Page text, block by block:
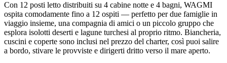
Con 12 posti letto distribuiti su 4 cabine notte e 4 bagni, WAGMI
ospita comodamente fino a 12 ospiti — perfetto per due famiglie in
viaggio insieme, una compagnia di amici o un piccolo gruppo che
esplora isolotti deserti e lagune turchesi al proprio ritmo. Biancheria,
cuscini e coperte sono inclusi nel prezzo del charter, così puoi salire
a bordo, stivare le provviste e dirigerti dritto verso il mare aperto.